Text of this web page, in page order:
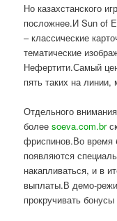
Но казахстанского
посложнее.И Sun of
– классические
тематические
Нефертити.Самый
пять таких на линии,
Отдельного
болееsoeva.com.br
фриспинов.Во время
появляются
накапливаться, и в
выплаты.В демо-
прокручивать